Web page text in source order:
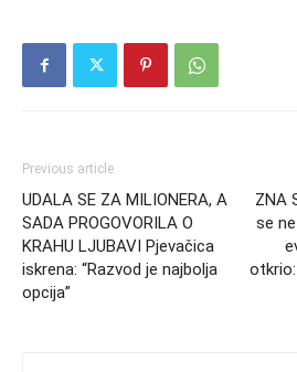
Previous article
UDALA SE ZA MILIONERA, A
SADA PROGOVORILA O
KRAHU LJUBAVI Pjevačica
iskrena: “Razvod je najbolja
opcija”
ZNA
se